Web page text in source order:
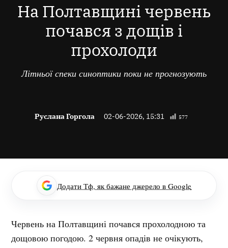
На Полтавщині червень
почався з дощів і
прохолоди
Літньої спеки синоптики поки не прогнозують
Руслана Горгола 02-06-2026, 15:31 577
Додати Тф, як бажане джерело в Google
Червень на Полтавщині почався прохолодною та
дощовою погодою. 2 червня опадів не очікують,